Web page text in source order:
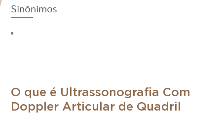
Sinônimos
O que é Ultrassonografia Com
Doppler Articular de Quadril